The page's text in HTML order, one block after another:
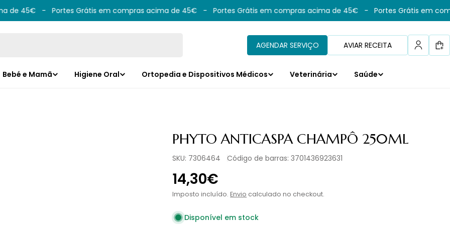
45€ - Portes Grátis em compras acima de 45€ - Portes Grátis em compras acima de 45€ - Portes Grátis em
AGENDAR SERVIÇO AVIAR RECEITA
Bebé e Mamã Higiene Oral Ortopedia e Dispositivos Médicos Veterinária Saúde
PHYTO ANTICASPA CHAMPÔ 250ML
SKU: 7306464 Código de barras: 3701436923631
Preço
normal
14,30€
Imposto incluído.Envio calculado no checkout.
Disponível em stock